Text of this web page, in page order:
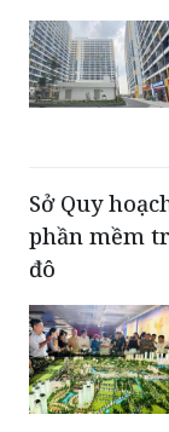
Sở Quy
phần mềm
đô